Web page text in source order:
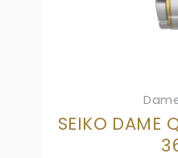
SEIKO DAME